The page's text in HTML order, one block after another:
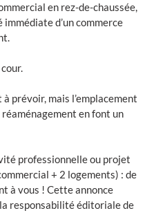
en rez-de-chaussée,
d’un commerce
prévoir, mais l’emplacement
en font un
professionnelle ou projet
+ 2 logements) : de
à vous ! Cette annonce
responsabilité éditoriale de